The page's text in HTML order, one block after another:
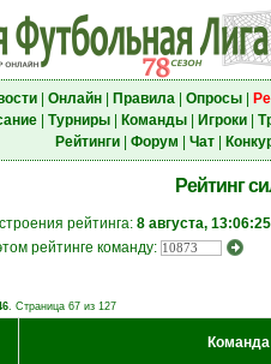
| Онлайн| Правила| Опросы|
| Турниры| Команды| Игроки|
Рейтинги| Форум Чат|
Рейтинг
рейтинга: 8 августа, 13:06:25
рейтинге команду:
. Страница 67 из 127
Команда